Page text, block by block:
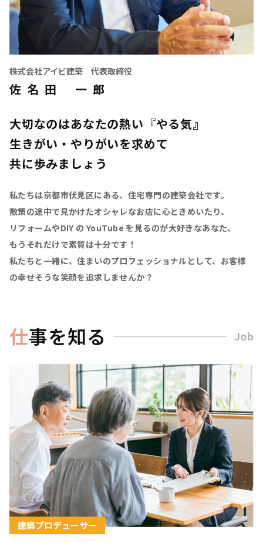
株式会社アイビ建築 代表取締役
佐 名 田 一 郎
大切なのはあなたの熱い『やる気』
生きがい・やりがいを求めて
共に歩みましょう
私たちは京都市伏見区にある、住宅専門の建築会社です。
散策の途中で見かけたオシャレなお店に心ときめいたり、
リフォームやDIY の YouTube を見るのが大好きなあなた、
もうそれだけで素質は十分です！
私たちと一緒に、住まいのプロフェッショナルとして、お客様
の幸せそうな笑顔を追求しませんか？
仕事を知る Job
建築プロデューサー